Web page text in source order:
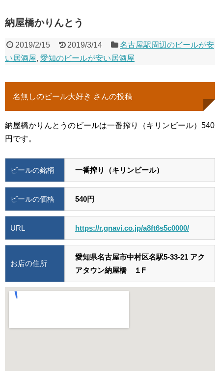
納屋橋かりんとう
2019/2/15 2019/3/14
名古屋駅周辺のビールが安
い居酒屋, 愛知のビールが安い居酒屋
名無しのビール大好き さんの投稿
納屋橋かりんとうのビールは一番搾り（キリンビール）540
円です。
ビールの銘柄 一番搾り（キリンビール）
ビールの価格 540円
URL https://r.gnavi.co.jp/a8ft6s5c0000/
お店の住所
愛知県名古屋市中村区名駅5-33-21 アク
アタウン納屋橋 １F